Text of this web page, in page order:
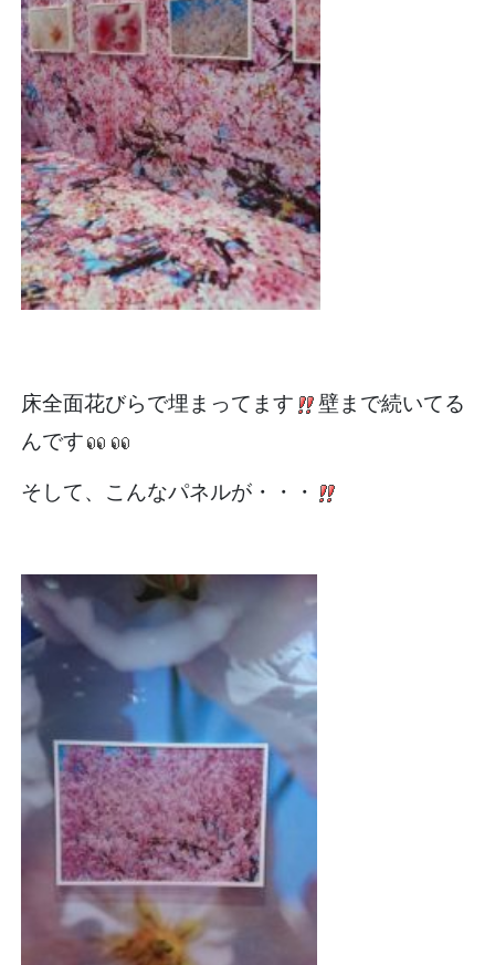
床全面花びらで埋まってます
壁まで続いてる
んです
そして、こんなパネルが・・・